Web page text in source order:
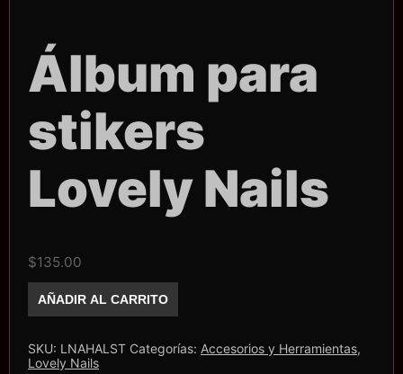
Álbum para
stikers
Lovely Nails
$135.00
para
stikers
Nails
cantidad
AÑADIR AL CARRITO
SKU: LNAHALST Categorías: Accesorios y Herramientas,
Lovely Nails